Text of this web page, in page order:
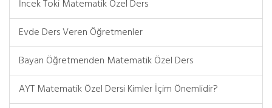
İncek Toki Matematik Özel Ders
Evde Ders Veren Öğretmenler
Bayan Öğretmenden Matematik Özel Ders
AYT Matematik Özel Dersi Kimler İçim Önemlidir?